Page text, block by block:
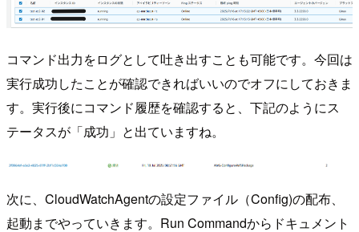
コマンド出力をログとして吐き出すことも可能です。今回は
実行成功したことが確認できればいいのでオフにしておきま
す。実行後にコマンド履歴を確認すると、下記のようにス
テータスが「成功」と出ていますね。
次に、CloudWatchAgentの設定ファイル（Config)の配布、
起動までやっていきます。Run Commandからドキュメント